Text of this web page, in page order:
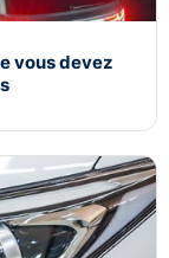
vous devez